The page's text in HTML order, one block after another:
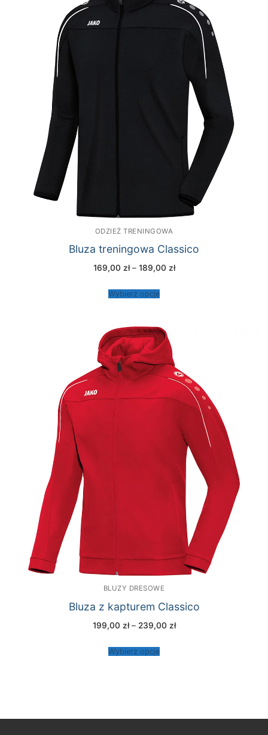
ODZIEŻ TRENINGOWA
Bluza treningowa Classico
169,00 zł – 189,00 złZakres
Wybierz opcje
BLUZY DRESOWE
Bluza z kapturem Classico
199,00 zł – 239,00 złZakres
Wybierz opcje